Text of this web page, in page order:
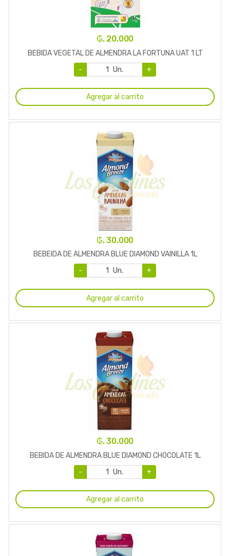
₲. 20.000
BEBIDA VEGETAL DE ALMENDRA LA FORTUNA UAT 1 LT
-
Un. +
Agregar al carrito
₲. 30.000
BEBEIDA DE ALMENDRA BLUE DIAMOND VAINILLA 1L
-
Un. +
Agregar al carrito
₲. 30.000
BEBIDA DE ALMENDRA BLUE DIAMOND CHOCOLATE 1L
-
Un. +
Agregar al carrito